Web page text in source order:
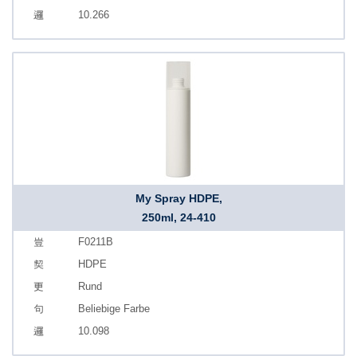
10.266
My Spray HDPE,
250ml, 24-410
F0211B
HDPE
Rund
Beliebige Farbe
10.098